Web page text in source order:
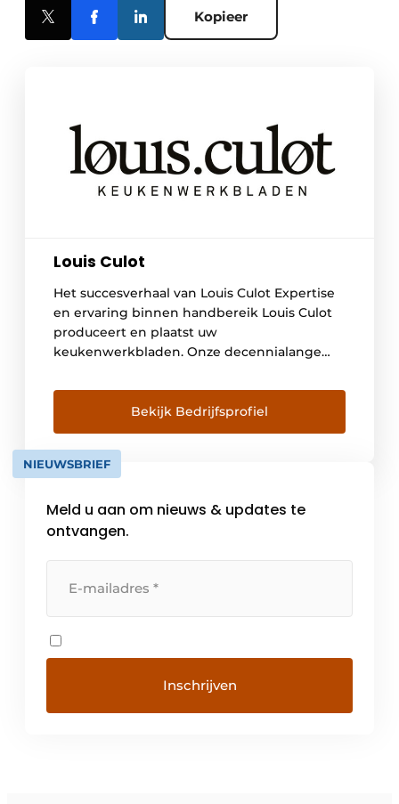
Kopieer
Louis Culot
Het succesverhaal van Louis Culot Expertise
en ervaring binnen handbereik Louis Culot
produceert en plaatst uw
keukenwerkbladen. Onze decennialange
geschikte partner om het keukenwerkblad
van uw dromen te realiseren. Met
kwaliteitsmaterialen als enige voorwaarde
garanderen wij een hoogstaande afwerking.
Naast nieuwe keukens kunt u ons ook
Bekijk Bedrijfsprofiel
NIEUWSBRIEF
Meld u aan om nieuws & updates te
ontvangen.